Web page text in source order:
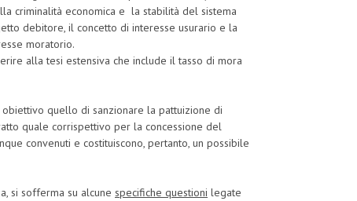
criminalità economica e la stabilità del sistema
debitore, il concetto di interesse usurario e la
moratorio.
alla tesi estensiva che include il tasso di mora
quello di sanzionare la pattuizione di
quale corrispettivo per la concessione del
convenuti e costituiscono, pertanto, un possibile
si sofferma su alcunespecifiche questioni legate